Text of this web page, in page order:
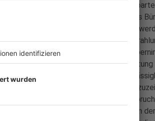
vereinbarte Sendezeit bzw. die
von Ziffer 5. eingehalten. Während des
den Abendstunden ausgestrahlt wird,
Mangels oder des Ausfalls der
der Ausstrahlung. Die PFD
wegen der
soweit sie nicht auf grober
hat Mängel unverzüglich schriftlich
berücksichtigt. Es besteht kein
ausgestrahlt werden. Sofern